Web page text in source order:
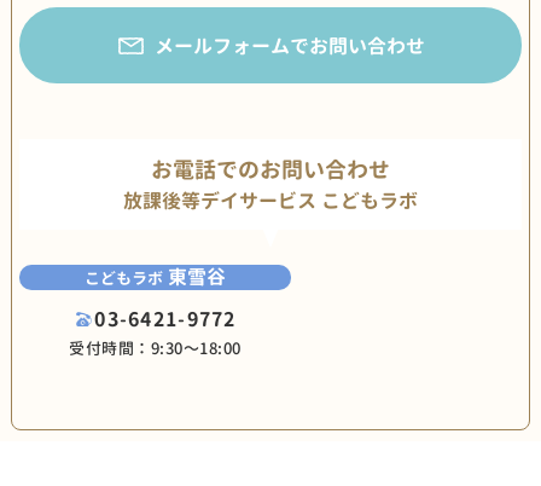
メールフォームでお問い合わせ
お電話でのお問い合わせ
放課後等デイサービス こどもラボ
こどもラボ 東雪谷
03-6421-9772
受付時間：9:30〜18:00